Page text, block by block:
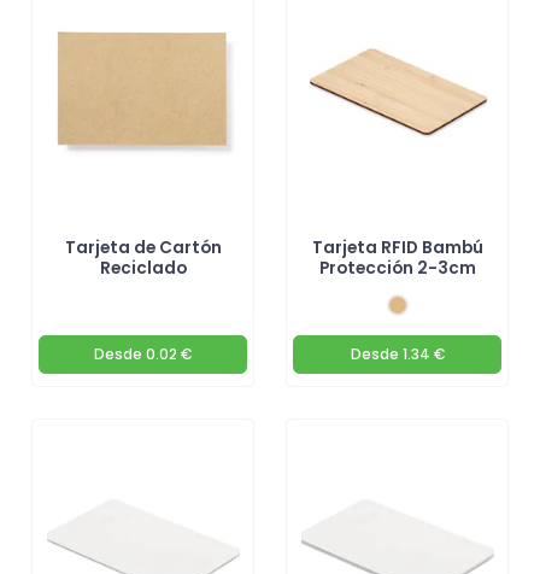
Tarjeta de Cartón
Reciclado
Desde 0.02 €
Tarjeta RFID Bambú
Protección 2-3cm
Desde 1.34 €